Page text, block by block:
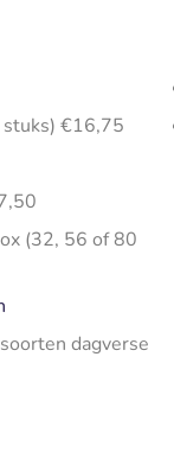
stuks) €16,75
(32, 56 of 80
dagverse